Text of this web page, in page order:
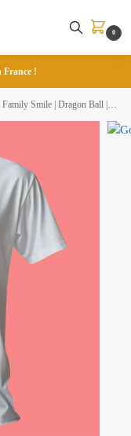
0
France !
Smile | Dragon Ball | T-shirt brodé